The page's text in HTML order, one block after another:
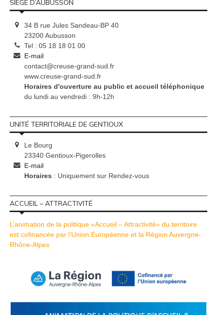
SIÈGE D’AUBUSSON
34 B rue Jules Sandeau-BP 40
23200 Aubusson
Tel : 05 18 18 01 00
E-mail
contact@creuse-grand-sud.fr
www.creuse-grand-sud.fr
Horaires d'ouverture au public et accueil téléphonique
du lundi au vendredi : 9h-12h
UNITÉ TERRITORIALE DE GENTIOUX
Le Bourg
23340 Gentioux-Pigerolles
E-mail
Horaires : Uniquement sur Rendez-vous
ACCUEIL – ATTRACTIVITÉ
L’animation de la politique «Accueil – Attractivité» du territoire
est cofinancée par l’Union Européenne et la Région Auvergne-
Rhône-Alpes